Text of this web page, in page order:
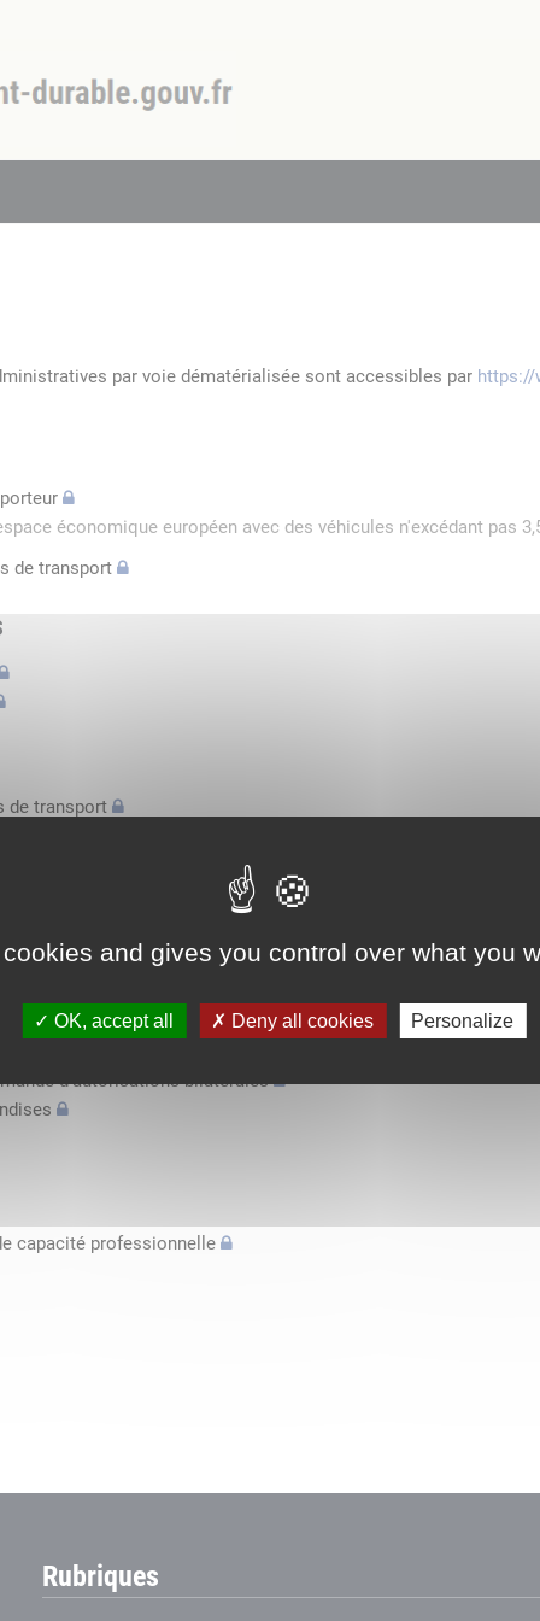
and gives you control over what you
OK, accept all Deny all cookies Personalize
par voie dématérialisée sont accessibles par https://
économique européen avec des véhicules n'excédant pas
de transport
de transport
attestation conducteurs...
économique européen avec des véhicules n'excédant pas
économique européen avec des véhicules n'excédant pas
d’autorisations bilatérales
capacité professionnelle
Rubriques